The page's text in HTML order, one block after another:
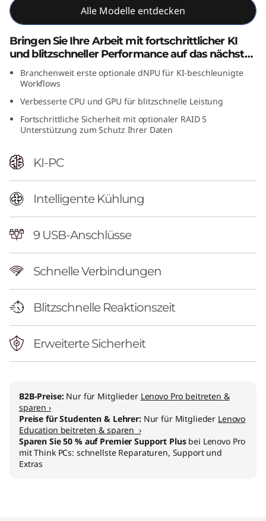
n
e
o
w
e
Alle Modelle entdecken
Bringen Sie Ihre Arbeit mit fortschrittlicher KI
und blitzschneller Performance auf das nächste
Level.
Branchenweit erste optionale dNPU für KI-beschleunigte
Workflows
Verbesserte CPU und GPU für blitzschnelle Leistung
Fortschrittliche Sicherheit mit optionaler RAID 5
Unterstützung zum Schutz Ihrer Daten
KI-PC
Intelligente Kühlung
9 USB-Anschlüsse
Schnelle Verbindungen
Blitzschnelle Reaktionszeit
Erweiterte Sicherheit
B2B-Preise: Nur für Mitglieder Lenovo Pro beitreten &
sparen ›
Preise für Studenten & Lehrer: Nur für Mitglieder Lenovo
Education beitreten & sparen ›
Sparen Sie 50 % auf Premier Support Plusbei Lenovo Pro
mit Think PCs: schnellste Reparaturen, Support und
Extras